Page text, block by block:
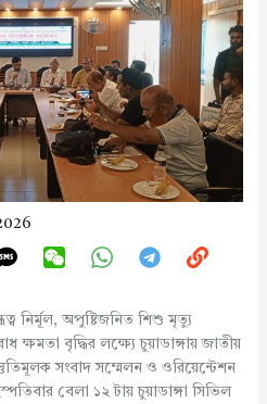
নির্মূল, অপুষ্টিজনিত শিশু মৃত্যু
বৃদ্ধির লক্ষ্যে চুয়াডাঙ্গায় জাতীয়
সংবাদ সম্মেলন ও ওরিয়েন্টেশন
বেলা ১২ টায় চুয়াডাঙ্গা সিভিল